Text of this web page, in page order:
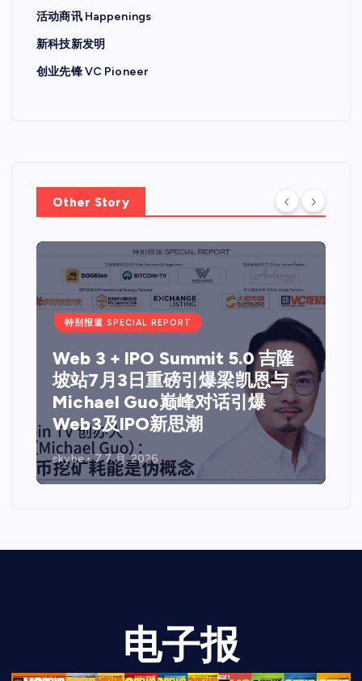
活动商讯 Happenings
新科技新发明
创业先锋 VC Pioneer
Other Story
特别报道 SPECIAL REPORT
Web 3 + IPO Summit 5.0 吉隆
坡站7月3日重磅引爆梁凯恩与
Michael Guo巅峰对话引爆
Web3及IPO新思潮
skybe 7 7 月, 2026
电子报